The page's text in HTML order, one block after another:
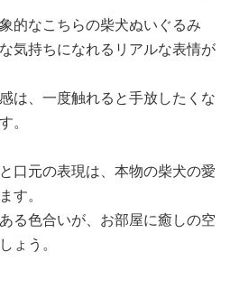
的なこちらの柴犬ぬいぐるみ
気持ちになれるリアルな表情が
は、一度触れると手放したくな
。
口元の表現は、本物の柴犬の愛
す。
る色合いが、お部屋に癒しの空
ょう。